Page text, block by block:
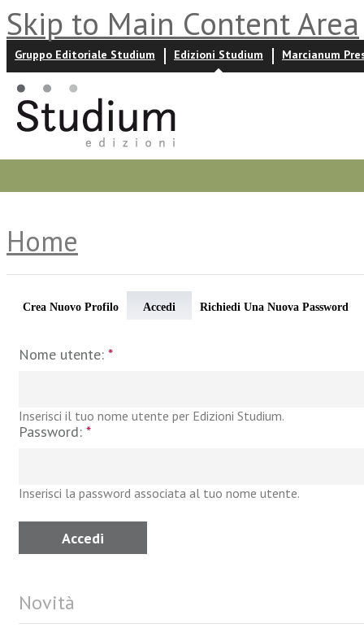
Skip to Main Content Area
Gruppo Editoriale Studium Edizioni Studium Marcianum
Home
Crea Nuovo Profilo Accedi Richiedi Una Nuova Password
Nome utente: *
Inserisci il tuo nome utente per Edizioni Studium.
Password: *
Inserisci la password associata al tuo nome utente.
Novità